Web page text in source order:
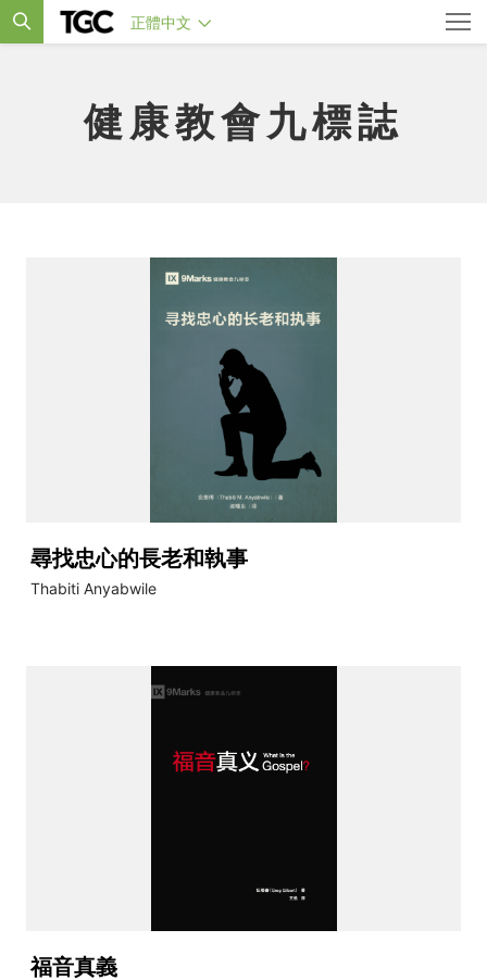
正體中文
健康教會九標誌
尋找忠心的長老和執事
Thabiti Anyabwile
福音真義